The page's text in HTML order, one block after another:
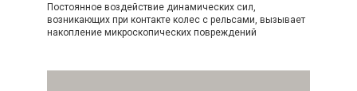
Постоянное воздействие динамических сил,
возникающих при контакте колес с рельсами, вызывает
накопление микроскопических повреждений